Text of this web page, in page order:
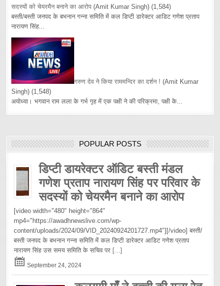
सदस्यों को चेयरमैन बनाने का आरोप (Amit Kumar Singh) (1,584)
बस्ती/बस्ती जनपद के बभनान गन्ना समिति में कल डिप्टी डारेक्टर आडिट गणेश प्रताप
नारायण सिंह...
गरुण देव ने किया राममन्दिर का दर्शन ! (Amit Kumar
Singh) (1,548)
अयोध्या। भगवान राम लला के गर्भ गृह में एक पक्षी ने की परिक्रमा, पक्षी के...
POPULAR POSTS
डिप्टी डायरेक्टर ऑडिट बस्ती मंडल
गणेश प्रताप नारायण सिंह पर परिवार के
सदस्यों को चेयरमैन बनाने का आरोप
[video width="480" height="864"
mp4="https://awadhnewslive.com/wp-
content/uploads/2024/09/VID_20240924201727.mp4"][/video] बस्ती/
बस्ती जनपद के बभनान गन्ना समिति में कल डिप्टी डारेक्टर आडिट गणेश प्रताप
नारायण सिंह उस समय समिति के सचिव पर [...]
September 24, 2024